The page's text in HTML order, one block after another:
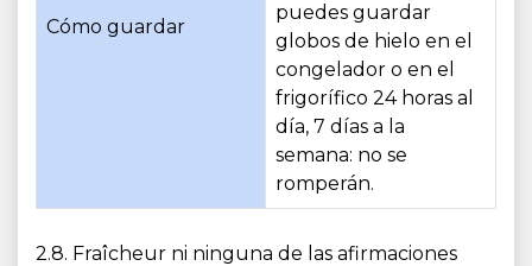
Cómo guardar
puedes guardar
globos de hielo en el
congelador o en el
frigorífico 24 horas al
día, 7 días a la
semana: no se
romperán.
2.8. Fraîcheur ni ninguna de las afirmaciones